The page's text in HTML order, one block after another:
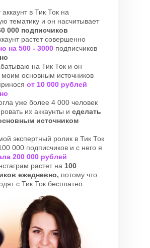
в Тик Ток на
тематику и он насчитывает
000 подписчиков
растет совершенно
на 500 - 3000 подписчиков
на Тик Ток и он
моим основным источников
от 10 000 рублей
уже более 4 000 человек
их аккаунты и сделать
источником
экспертный ролик в Тик Ток
000 подписчиков и с него я
200 000 рублей
растет на 100
ежедневно, потому что
с Тик Ток бесплатно